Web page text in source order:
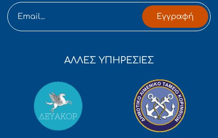
Εγγραφή
ΑΛΛΕΣ ΥΠΗΡΕΣΙΕΣ